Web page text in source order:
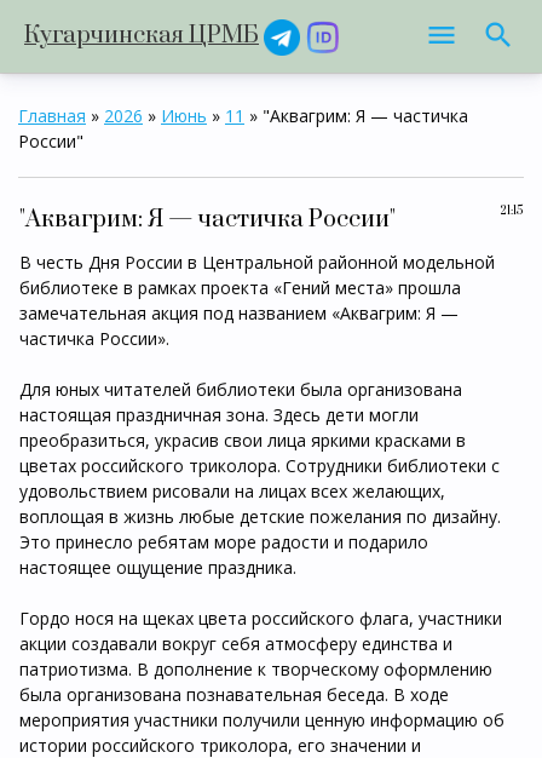
Кугарчинская ЦРМБ
Главная » 2026 » Июнь » 11 » "Аквагрим: Я — частичка
России"
21:15
"Аквагрим: Я — частичка России"
В честь Дня России в Центральной районной модельной
библиотеке в рамках проекта «Гений места» прошла
замечательная акция под названием «Аквагрим: Я —
частичка России».
Для юных читателей библиотеки была организована
настоящая праздничная зона. Здесь дети могли
преобразиться, украсив свои лица яркими красками в
цветах российского триколора. Сотрудники библиотеки с
удовольствием рисовали на лицах всех желающих,
воплощая в жизнь любые детские пожелания по дизайну.
Это принесло ребятам море радости и подарило
настоящее ощущение праздника.
Гордо нося на щеках цвета российского флага, участники
акции создавали вокруг себя атмосферу единства и
патриотизма. В дополнение к творческому оформлению
была организована познавательная беседа. В ходе
мероприятия участники получили ценную информацию об
истории российского триколора, его значении и